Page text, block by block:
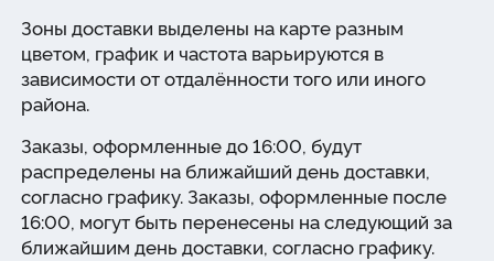
Зоны доставки выделены на карте разным
цветом, график и частота варьируются в
зависимости от отдалённости того или иного
района.
Заказы, оформленные до 16:00, будут
распределены на ближайший день доставки,
согласно графику. Заказы, оформленные после
16:00, могут быть перенесены на следующий за
ближайшим день доставки, согласно графику.